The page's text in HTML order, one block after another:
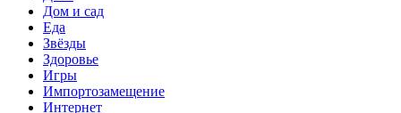
Дом и сад
Еда
Звёзды
Здоровье
Игры
Импортозамещение
Интернет